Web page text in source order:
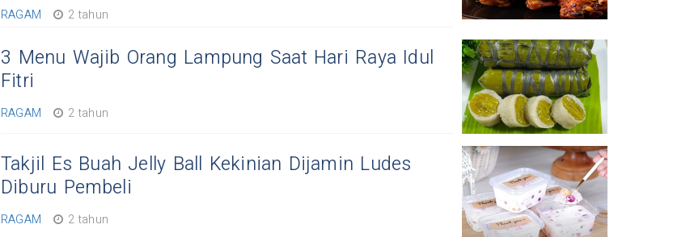
RAGAM 2 tahun
3 Menu Wajib Orang Lampung Saat Hari Raya Idul
Fitri
RAGAM 2 tahun
Takjil Es Buah Jelly Ball Kekinian Dijamin Ludes
Diburu Pembeli
RAGAM 2 tahun